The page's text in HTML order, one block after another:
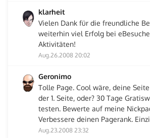
klarheit
Vielen Dank für die freundliche
weiterhin viel Erfolg bei
Aktivitäten!
Aug.26.2008 20:02
Geronimo
Tolle Page. Cool wäre, deine
der 1. Seite, oder? 30 Tage
testen. Bewerte auf meine
Verbessere deinen Pagerank.
Aug.23.2008 23:32